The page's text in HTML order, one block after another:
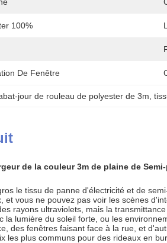
100%
De Fenêtre
jour de rouleau de polyester de 3m ,
de la couleur 3m de plaine de
le tissu de panne d'électricité et de
et vous ne pouvez pas voir les scènes
rayons ultraviolets, mais la
la lumière du soleil forte, ou les
des fenêtres faisant face à la rue, et
les plus communs pour des rideaux en